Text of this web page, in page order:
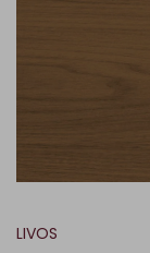
LIVOS